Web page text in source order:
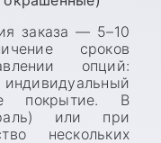
заказа — 5–10
сроков
опций:
покрытие. В
или при
нескольких